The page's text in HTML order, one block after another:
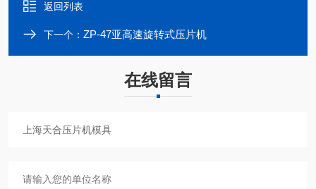
返回列表
下一个： ZP-47亚高速旋转式压片机
在线留言